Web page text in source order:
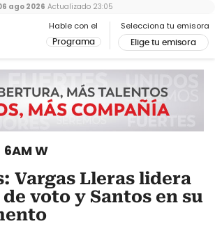
Hable con el
Programa
Selecciona tu emisora
Elige tu emisora
ago 2026 Actualizado 23:05
6AM W
Vargas Lleras lidera
voto y Santos en su